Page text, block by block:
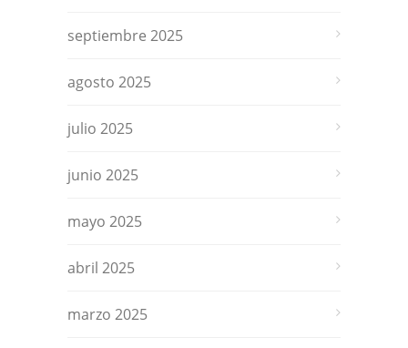
septiembre 2025
agosto 2025
julio 2025
junio 2025
mayo 2025
abril 2025
marzo 2025